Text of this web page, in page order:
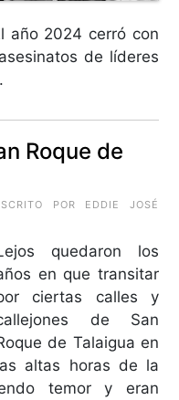
año 2024 cerró con
de líderes
Roque de
POR EDDIE JOSÉ
quedaron los
en que transitar
ciertas calles y
de San
de Talaigua en
altas horas de la
temor y eran